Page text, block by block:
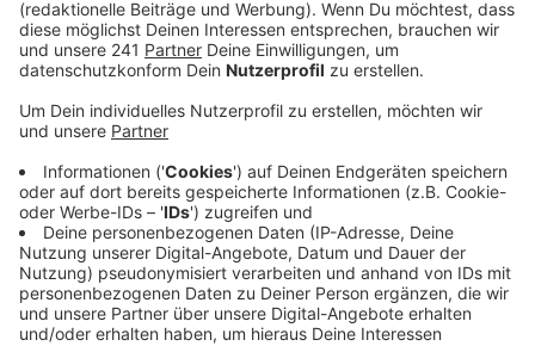
Veröffentlicht:Mittwoch, 29.06.2022 14:50
Anzeige
Während die Unternehmen in Rheinbach schon sehr
weit seien, gebe es in Swittal noch viel zu tun, sagte
er.
Überrascht hat Schuster, dass bisher nur wenige
Unternehmen aus dem Kreis bei der IHK Bonn/Rhein-